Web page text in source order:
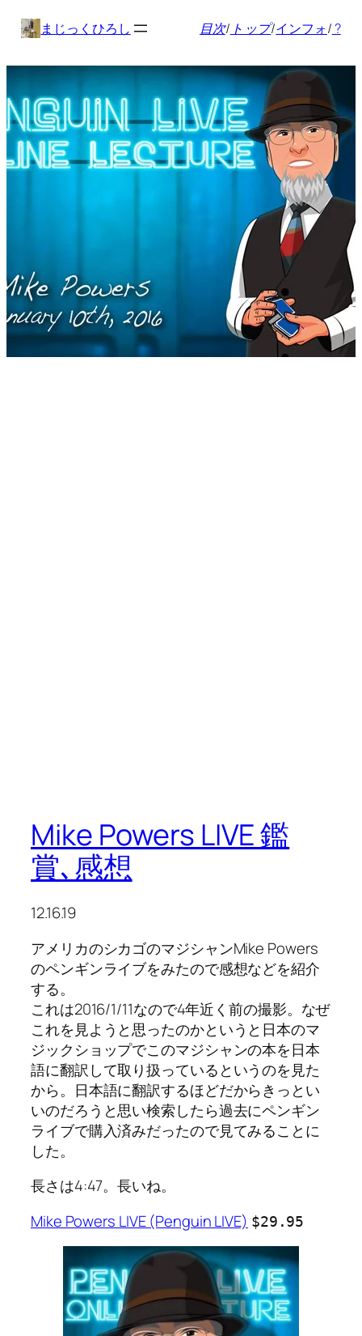
ス
キ
ッ
プ
まじっくひろし 目次/ トップ/インフォ/ ?
Mike Powers LIVE 鑑
賞､感想
12.16.19
アメリカのシカゴのマジシャンMike Powers
のペンギンライブをみたので感想などを紹介
する。
これは2016/1/11なので4年近く前の撮影。なぜ
これを見ようと思ったのかというと日本のマ
ジックショップでこのマジシャンの本を日本
語に翻訳して取り扱っているというのを見た
から。日本語に翻訳するほどだからきっとい
いのだろうと思い検索したら過去にペンギン
ライブで購入済みだったので見てみることに
した。
長さは4:47。長いね。
Mike Powers LIVE (Penguin LIVE) $29.95